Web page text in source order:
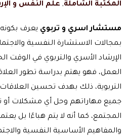
المكتبة الشاملة, علم النفس و
مستشار اسري و تربوي يعرف
بمجالات الاستشارة النفسية
الإرشاد الأسري والتربوي في الوقت
العمل، فهو يهتم بدراسة تطور
التربوية، ذلك بهدف تحسين
جميع مهاراتهم وحل أي مشكلات أو
المجتمع، كما أنه لا يتم هباءًا بل
والمفاهيم الأساسية النفسية